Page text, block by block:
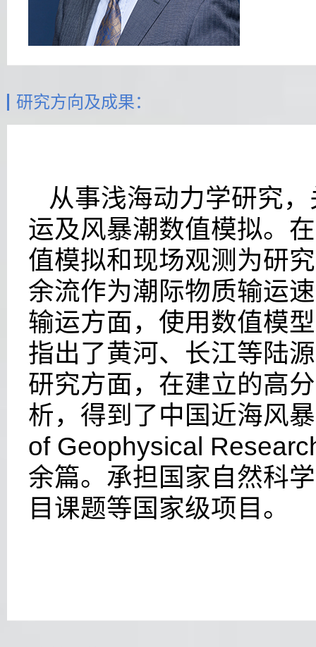
研究方向及成果：
从事浅海动力学研究
运及风暴潮数值模拟。
值模拟和现场观测为研
余流作为潮际物质输运
输运方面，使用数值模
指出了黄河、长江等陆
研究方面，在建立的高
析，得到了中国近海风
of Geophysical
余篇。承担国家自然科
目课题等国家级项目。